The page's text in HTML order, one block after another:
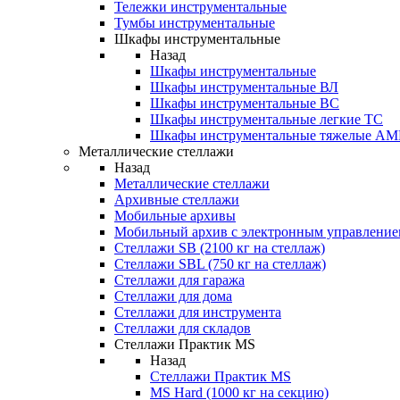
Тележки инструментальные
Тумбы инструментальные
Шкафы инструментальные
Назад
Шкафы инструментальные
Шкафы инструментальные ВЛ
Шкафы инструментальные ВС
Шкафы инструментальные легкие ТС
Шкафы инструментальные тяжелые
Металлические стеллажи
Назад
Металлические стеллажи
Архивные стеллажи
Мобильные архивы
Мобильный архив с электронным
Стеллажи SB (2100 кг на стеллаж)
Стеллажи SBL (750 кг на стеллаж)
Стеллажи для гаража
Стеллажи для дома
Стеллажи для инструмента
Стеллажи для складов
Стеллажи Практик MS
Назад
Стеллажи Практик MS
MS Hard (1000 кг на секцию)